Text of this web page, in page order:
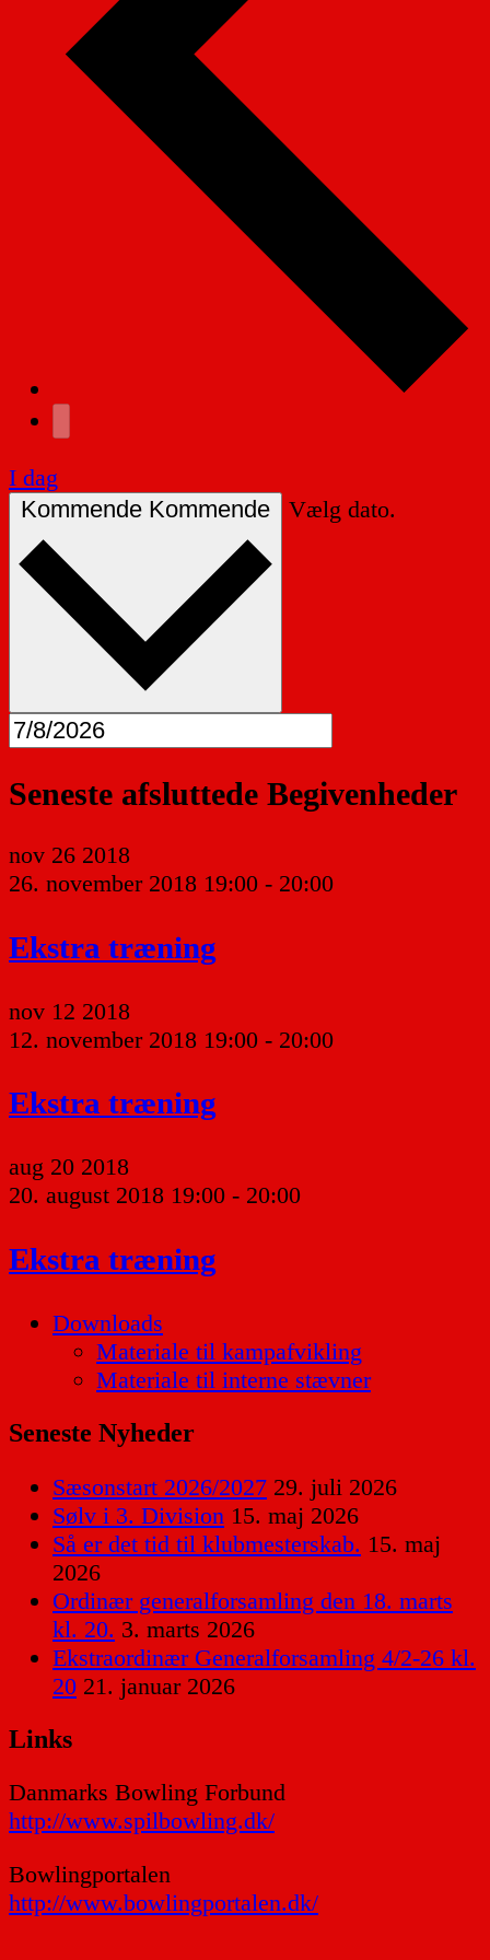
I dag
Kommende Kommende Vælg dato.
Seneste afsluttede Begivenheder
nov 26 2018
26. november 2018 19:00 - 20:00
Ekstra træning
nov 12 2018
12. november 2018 19:00 - 20:00
Ekstra træning
aug 20 2018
20. august 2018 19:00 - 20:00
Ekstra træning
Downloads
Materiale til kampafvikling
Materiale til interne stævner
Seneste Nyheder
Sæsonstart 2026/2027 29. juli 2026
Sølv i 3. Division 15. maj 2026
Så er det tid til klubmesterskab. 15. maj
2026
Ordinær generalforsamling den 18. marts
kl. 20. 3. marts 2026
Ekstraordinær Generalforsamling 4/2-26 kl.
20 21. januar 2026
Links
Danmarks Bowling Forbund
http://www.spilbowling.dk/
Bowlingportalen
http://www.bowlingportalen.dk/